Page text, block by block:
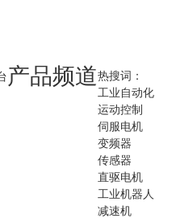
产品频道热搜词：
工业自动化
运动控制
伺服电机
变频器
传感器
直驱电机
工业机器人
减速机